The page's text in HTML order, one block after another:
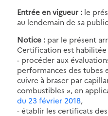
Entrée en vigueur : le
au lendemain de sa
Notice : par le présent
Certification est habilitée
- procéder aux
performances des tubes
cuivre à braser par
combustibles », en
du 23 février 2018,
- établir les certificats